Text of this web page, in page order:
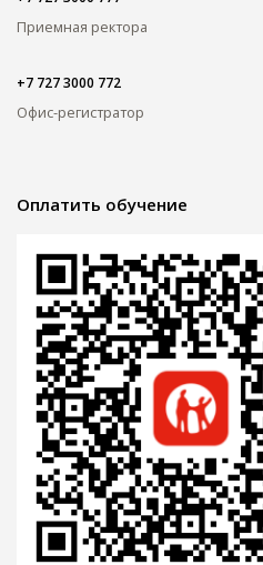
Приемная ректора
+7 727 3000 772
Офис-регистратор
Оплатить обучение